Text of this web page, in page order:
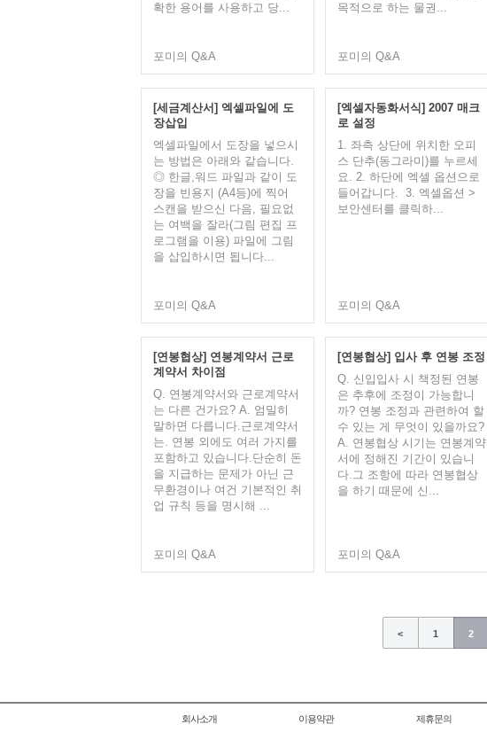
확한 용어를 사용하고 당...
포미의 Q&A
목적으로 하는 물권...
포미의 Q&A
[세금계산서] 엑셀파일에 도
장삽입
엑셀파일에서 도장을 넣으시
는 방법은 아래와 같습니다.
◎ 한글,워드 파일과 같이 도
장을 빈용지 (A4등)에 찍어
스캔을 받으신 다음, 필요없
는 여백을 잘라(그림 편집 프
로그램을 이용) 파일에 그림
을 삽입하시면 됩니다...
포미의 Q&A
[엑셀자동화서식] 2007 매크
로 설정
​1. 좌측 상단에 위치한 오피
스 단추(동그라미)를 누르세
요.​​​ 2. 하단에 엑셀 옵션으로
들어갑니다. ​ 3. 엑셀옵션 >
보안센터를 클릭하...
포미의 Q&A
[연봉협상] 연봉계약서 근로
계약서 차이점
Q. 연봉계약서와 근로계약서
는 다른 건가요? A. 엄밀히
말하면 다릅니다.근로계약서
는. 연봉 외에도 여러 가지를
포함하고 있습니다.단순히 돈
을 지급하는 문제가 아닌 근
무환경이나 여건 기본적인 취
업 규칙 등을 명시해 ...
포미의 Q&A
[연봉협상] 입사 후 연봉 조정
Q. 신입입사 시 책정된 연봉
은 추후에 조정이 가능합니
까? 연봉 조정과 관련하여 할
수 있는 게 무엇이 있을까요?
A. 연봉협상 시기는 연봉계약
서에 정해진 기간이 있습니
다.그 조항에 따라 연봉협상
을 하기 때문에 신...
포미의 Q&A
< 1 2
회사소개 이용약관 제휴문의